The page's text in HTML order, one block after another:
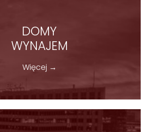
DOMY
WYNAJEM
Więcej →